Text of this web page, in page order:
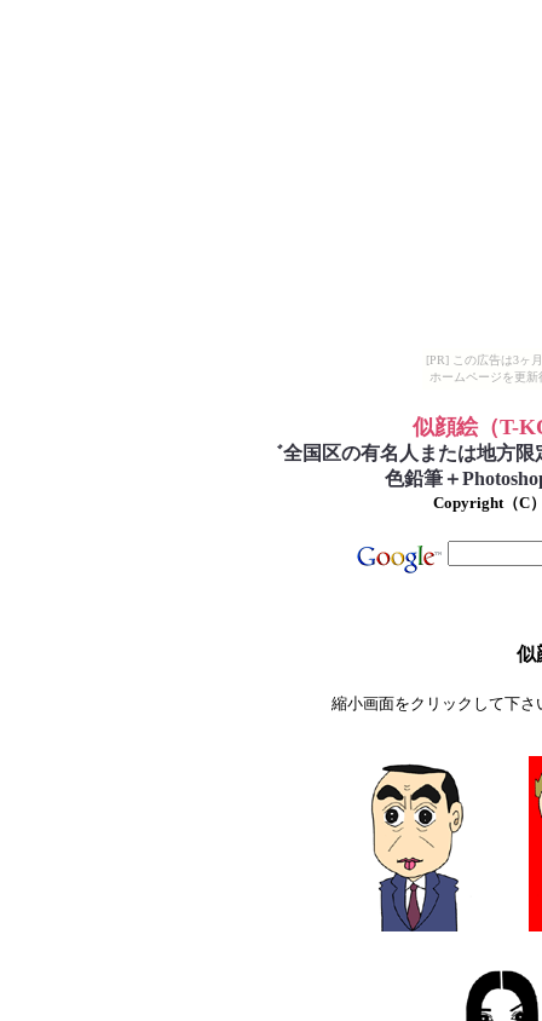
[PR] この広告は3ヶ
ホームページを更
似顔絵（T-
゛全国区の有名人または地方
色鉛筆＋
Copyright（C
似
縮小画面をクリックして下